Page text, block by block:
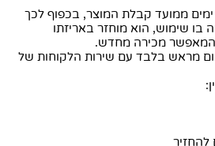
ניתן להחזיר מוצר בתוך 14 ימים ממועד קבלת המוצר, בכפוף לכך
שימוש, הוא מוחזר באריזתו
המאפשר מכירה מחדש.
מראש בלבד עם שירות הלקוחות של